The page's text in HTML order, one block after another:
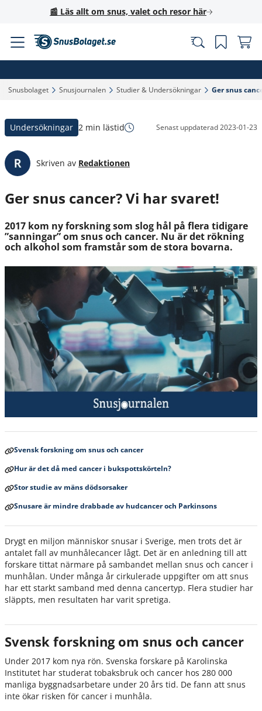
📰 Läs allt om snus, valet och resor här
Snusbolaget‎ Snusjournalen‎ Studier & Undersökningar‎ Ger snus
Undersökningar 2 min lästid Senast uppdaterad2023-01-23
Skriven av Redaktionen
Ger snus cancer? Vi har svaret!
2017 kom ny forskning som slog hål på flera tidigare
”sanningar” om snus och cancer. Nu är det rökning
och alkohol som framstår som de stora bovarna.
Svensk forskning om snus och cancer
Hur är det då med cancer i bukspottskörteln?
Stor studie av mäns dödsorsaker
Snusare är mindre drabbade av hudcancer och Parkinsons
Drygt en miljon människor snusar i Sverige, men trots det är
antalet fall av munhålecancer lågt. Det är en anledning till att
forskare tittat närmare på sambandet mellan snus och cancer i
munhålan. Under många år cirkulerade uppgifter om att snus
har ett starkt samband med denna cancertyp. Flera studier har
släppts, men resultaten har varit spretiga.
Svensk forskning om snus och cancer
Under 2017 kom nya rön. Svenska forskare på Karolinska
Institutet har studerat tobaksbruk och cancer hos 280 000
manliga byggnadsarbetare under 20 års tid. De fann att snus
inte ökar risken för cancer i munhåla.